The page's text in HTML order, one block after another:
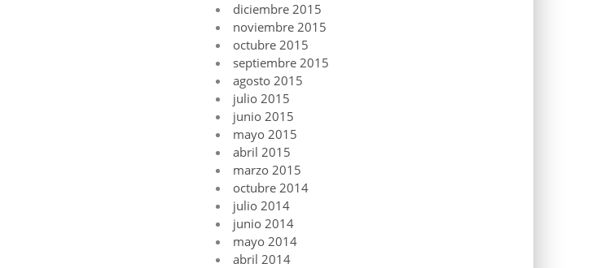
diciembre 2015
noviembre 2015
octubre 2015
septiembre 2015
agosto 2015
julio 2015
junio 2015
mayo 2015
abril 2015
marzo 2015
octubre 2014
julio 2014
junio 2014
mayo 2014
abril 2014